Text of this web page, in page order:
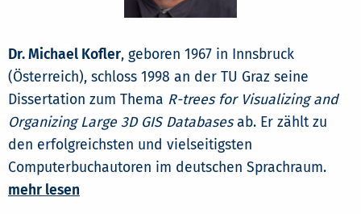
Dr. Michael Kofler, geboren 1967 in Innsbruck
(Österreich), schloss 1998 an der TU Graz seine
Dissertation zum Thema R-trees for Visualizing and
Organizing Large 3D GIS Databasesab. Er zählt zu
den erfolgreichsten und vielseitigsten
Computerbuchautoren im deutschen Sprachraum.
mehr lesen